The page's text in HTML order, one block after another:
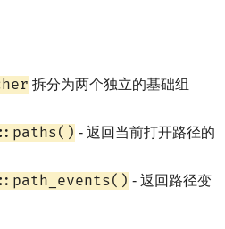
拆分为两个独立的基础组
- 返回当前打开路径的
- 返回路径变